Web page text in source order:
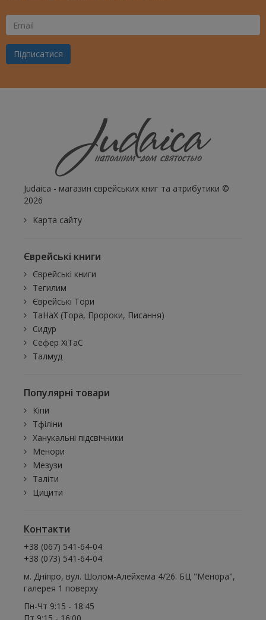
Ваш
Email
Підписатися
Judaica - магазин єврейських книг та атрибутики ©
2026
Карта сайту
Єврейські книги
Єврейські книги
Тегилим
Єврейські Тори
ТаНаХ (Тора, Пророки, Писання)
Сидур
Сефер ХіТаС
Талмуд
Популярні товари
Кіпи
Тфіліни
Ханукальні підсвічники
Менори
Мезузи
Таліти
Цицити
Контакти
+38 (067) 541-64-04
+38 (073) 541-64-04
м. Дніпро, вул. Шолом-Алейхема 4/26. БЦ "Менора",
галерея 1 поверху
Пн-Чт 9:15 - 18:45